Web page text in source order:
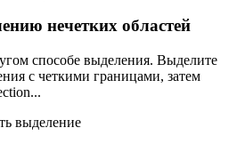
нечетких областей
способе выделения. Выделите
с четкими границами, затем